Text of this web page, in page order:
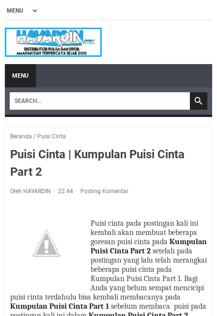
MENU
Beranda / Puisi Cinta
Puisi Cinta | Kumpulan Puisi Cinta
Part 2
Oleh HAYARDIN 22.44 Posting Komentar
Puisi cinta pada postingan kali ini
kembali akan membuat beberapa
goresan puisi cinta pada Kumpulan
Puisi Cinta Part 2 setelah pada
postingan yang lalu telah merangkai
beberapa puisi cinta pada
Kumpulan Puisi Cinta Part 1. Bagi
Anda yang belum sempat mencicipi
puisi cinta terdahulu bisa kembali membacanya pada
Kumpulan Puisi Cinta Part 1 sebelum membaca puisi pada